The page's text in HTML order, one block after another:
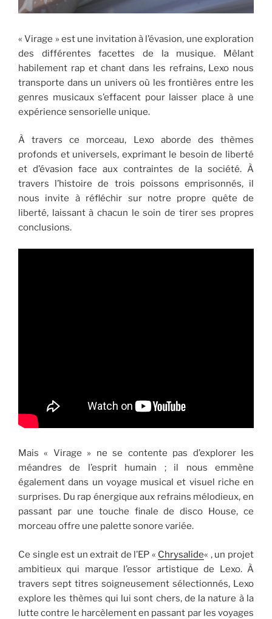
« Virage » est une invitation à l’évasion, une exploration
des différentes facettes de la musique. Mêlant
habilement rap et chant dans les refrains, Lexo nous
transporte dans un univers où les frontières entre les
genres musicaux s’effacent pour laisser place à une
expérience sensorielle unique.
À travers ce morceau, Lexo aborde des thèmes
profonds et universels, exprimant le besoin de liberté
et d’évasion face aux contraintes de la société. À
travers l’histoire de trois poissons emprisonnés, il
nous invite à réfléchir sur notre propre quête de
liberté, laissant à chacun le soin de tirer ses propres
conclusions.
Mais « Virage » ne se contente pas d’explorer les
méandres de l’esprit humain ; il nous emmène
également dans un voyage musical et visuel riche en
surprises. Du rap énergique aux refrains mélodieux, en
passant par une touche finale de disco House, ce
morceau offre une palette sonore variée.
Ce single est un extrait de l’EP « Chrysalide« , un projet
ambitieux qui marque l’essor artistique de Lexo. À
travers sept titres soigneusement sélectionnés, Lexo
explore les thèmes qui lui sont chers, de la nature à la
lutte contre le harcèlement en passant par les voyages